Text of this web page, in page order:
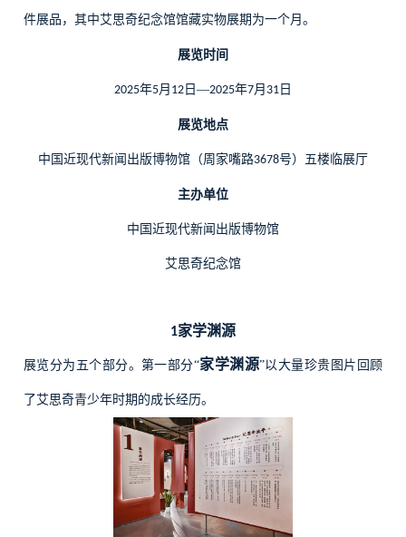
件展品，其中艾思奇纪念馆馆藏实物展期为一个月。
展览时间
2025年5月 12 日—2025年7月 31 日
展览地点
中国近现代新闻出版博物馆（周家嘴路3678号）五楼临展厅
主办单位
中国近现代新闻出版博物馆
艾思奇纪念馆
1家学渊源
展览分为五个部分。第一部分“家学渊源”以大量珍贵图片回顾
了艾思奇青少年时期的成长经历。